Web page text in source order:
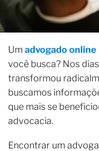
Um advogado online
você busca? Nos
transformou
buscamos
que mais se
advocacia.
Encontrar um